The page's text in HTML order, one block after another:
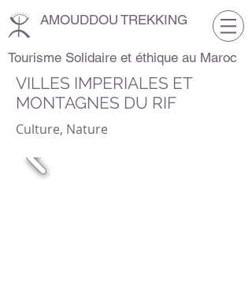
AMOUDDOU TREKKING
Tourisme Solidaire et éthique au Maroc
VILLES IMPERIALES ET
MONTAGNES DU RIF
Culture, Nature